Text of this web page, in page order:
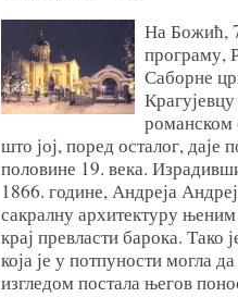
На Божић,
програму,
Саборне
романском
што јој, поред осталог, даје
половине 19. века.
1866. године, Андреја
сакралну архитектуру
крај превласти барока. Тако
која је у потпуности могла
изгледом постала његов